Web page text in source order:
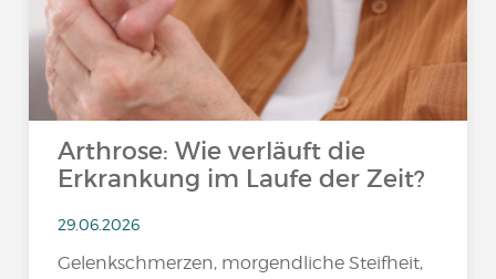
Arthrose: Wie verläuft die
Erkrankung im Laufe der Zeit?
29.06.2026
Gelenkschmerzen, morgendliche Steifheit,